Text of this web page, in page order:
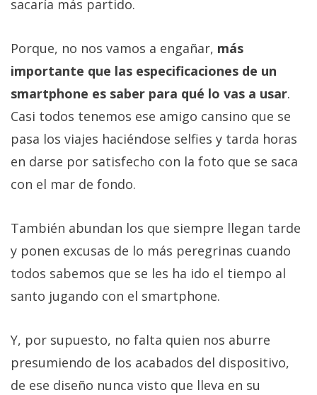
sacaría más partido.
Porque, no nos vamos a engañar, más
importante que las especificaciones de un
smartphone es saber para qué lo vas a usar.
Casi todos tenemos ese amigo cansino que se
pasa los viajes haciéndose selfies y tarda horas
en darse por satisfecho con la foto que se saca
con el mar de fondo.
También abundan los que siempre llegan tarde
y ponen excusas de lo más peregrinas cuando
todos sabemos que se les ha ido el tiempo al
santo jugando con el smartphone.
Y, por supuesto, no falta quien nos aburre
presumiendo de los acabados del dispositivo,
de ese diseño nunca visto que lleva en su